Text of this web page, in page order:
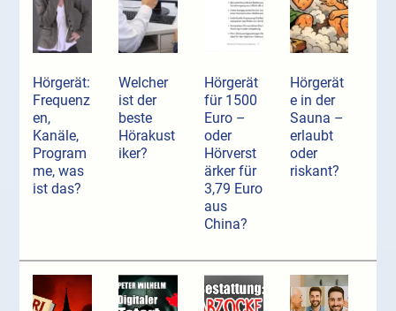
Hörgerät:
Frequenz
en,
Kanäle,
Program
me, was
ist das?
Welcher
ist der
beste
Hörakust
iker?
Hörgerät
für 1500
Euro –
oder
Hörverst
ärker für
3,79 Euro
aus
China?
Hörgerät
e in der
Sauna –
erlaubt
oder
riskant?